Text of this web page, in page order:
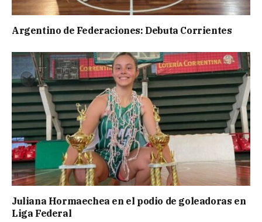
Argentino de Federaciones: Debuta Corrientes
Juliana Hormaechea en el podio de goleadoras en
Liga Federal